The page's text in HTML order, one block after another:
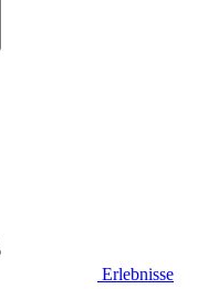
Erlebnisse